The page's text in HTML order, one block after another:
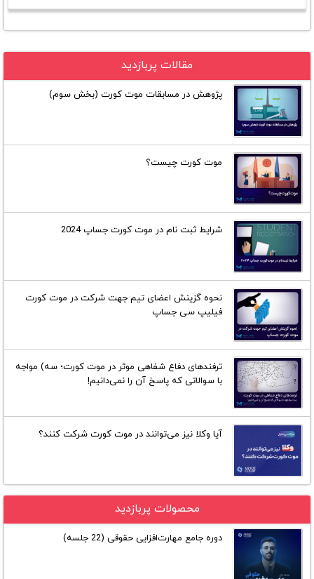
مقالات پربازدید
پژوهش در مسابقات موت کورت (بخش سوم)
موت کورت چیست؟
شرایط ثبت نام در موت کورت جساپ 2024
نحوه گزینش اعضای تیم جهت شرکت در موت کورت
فیلیپ سی جساپ
ترفند‌های دفاع شفاهی موثر در موت کورت؛ سه) مواجه
با سوالاتی که پاسخ آن را نمی‌دانیم!
آیا وکلا نیز می‌توانند در موت کورت شرکت کنند؟
محصولات پربازدید
دوره جامع مهارت‌افزایی حقوقی (22 جلسه)